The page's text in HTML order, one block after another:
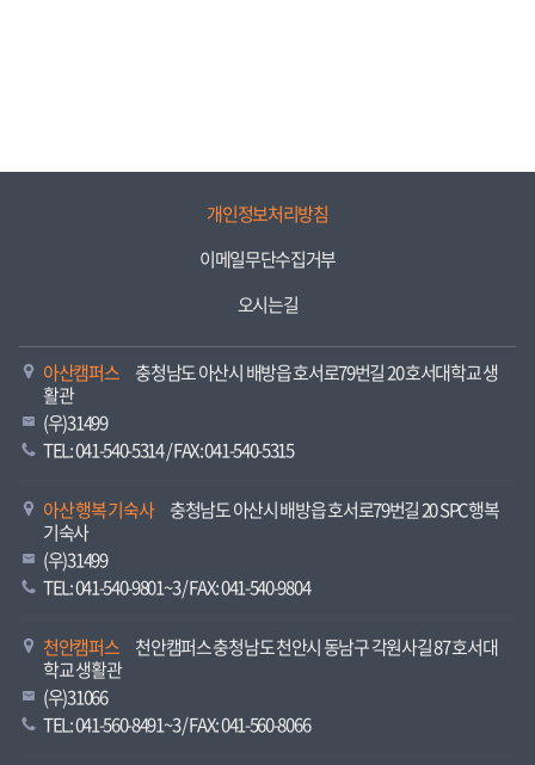
개인정보처리방침
이메일무단수집거부
오시는길
아산캠퍼스
충청남도 아산시 배방읍 호서로79번길 20 호서대학교 생
활관
(우)31499
TEL: 041-540-5314 / FAX: 041-540-5315
아산 행복 기숙사
충청남도 아산시 배방읍 호서로79번길 20 SPC행복
기숙사
(우)31499
TEL: 041-540-9801~3 / FAX: 041-540-9804
천안캠퍼스
천안캠퍼스 충청남도 천안시 동남구 각원사길 87 호서대
학교 생활관
(우)31066
TEL: 041-560-8491~3 / FAX: 041-560-8066